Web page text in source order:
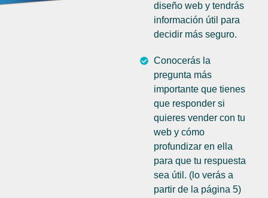
diseño web y tendrás
información útil para
decidir más seguro.
Conocerás la
pregunta más
importante que tienes
que responder si
quieres vender con tu
web y cómo
profundizar en ella
para que tu respuesta
sea útil. (lo verás a
partir de la página 5)